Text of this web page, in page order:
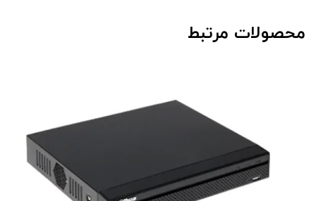
محصولات مرتبط